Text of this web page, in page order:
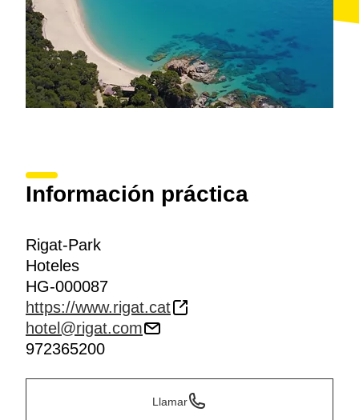
Información práctica
Rigat-Park
Hoteles
HG-000087
https://www.rigat.cat
hotel@rigat.com
972365200
Llamar